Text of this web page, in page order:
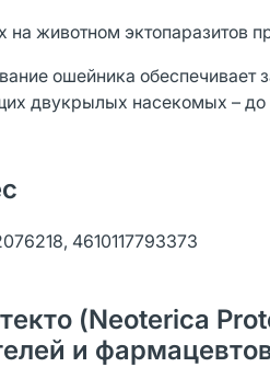
на животном эктопаразитов
ошейника
двукрылых насекомых – до
4610117793373
(Neoterica
и